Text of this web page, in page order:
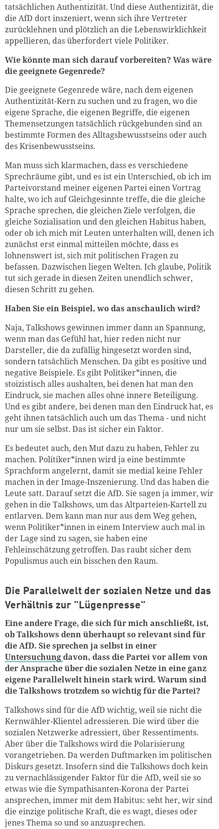
tatsächlichen Authentizität. Und diese Authentizität, die
die AfD dort inszeniert, wenn sich ihre Vertreter
zurücklehnen und plötzlich an die Lebenswirklichkeit
appellieren, das überfordert viele Politiker.
Wie könnte man sich darauf vorbereiten? Was wäre
die geeignete Gegenrede?
Die geeignete Gegenrede wäre, nach dem eigenen
Authentizität-Kern zu suchen und zu fragen, wo die
eigene Sprache, die eigenen Begriffe, die eigenen
Themensetzungen tatsächlich rückgebunden sind an
bestimmte Formen des Alltagsbewusstseins oder auch
des Krisenbewusstseins.
Man muss sich klarmachen, dass es verschiedene
Sprechräume gibt, und es ist ein Unterschied, ob ich im
Parteivorstand meiner eigenen Partei einen Vortrag
halte, wo ich auf Gleichgesinnte treffe, die die gleiche
Sprache sprechen, die gleichen Ziele verfolgen, die
gleiche Sozialisation und den gleichen Habitus haben,
oder ob ich mich mit Leuten unterhalten will, denen ich
zunächst erst einmal mitteilen möchte, dass es
lohnenswert ist, sich mit politischen Fragen zu
befassen. Dazwischen liegen Welten. Ich glaube, Politik
tut sich gerade in diesen Zeiten unendlich schwer,
diesen Schritt zu gehen.
Haben Sie ein Beispiel, wo das anschaulich wird?
Naja, Talkshows gewinnen immer dann an Spannung,
wenn man das Gefühl hat, hier reden nicht nur
Darsteller, die da zufällig hingesetzt worden sind,
sondern tatsächlich Menschen. Da gibt es positive und
negative Beispiele. Es gibt Politiker*innen, die
stoizistisch alles aushalten, bei denen hat man den
Eindruck, sie machen alles ohne innere Beteiligung.
Und es gibt andere, bei denen man den Eindruck hat, es
geht ihnen tatsächlich auch um das Thema - und nicht
nur um sie selbst. Das ist sicher ein Faktor.
Es bedeutet auch, den Mut dazu zu haben, Fehler zu
machen. Politiker*innen wird ja eine bestimmte
Sprachform angelernt, damit sie medial keine Fehler
machen in der Image-Inszenierung. Und das haben die
Leute satt. Darauf setzt die AfD. Sie sagen ja immer, wir
gehen in die Talkshows, um das Altparteien-Kartell zu
entlarven. Dem kann man nur aus dem Weg gehen,
wenn Politiker*innen in einem Interview auch mal in
der Lage sind zu sagen, sie haben eine
Fehleinschätzung getroffen. Das raubt sicher dem
Populismus auch ein bisschen den Raum.
Die Parallelwelt der sozialen Netze und das
Verhältnis zur "Lügenpresse"
Eine andere Frage, die sich für mich anschließt, ist,
ob Talkshows denn überhaupt so relevant sind für
die AfD. Sie sprechen ja selbst in einer
Untersuchungdavon, dass die Partei vor allem von
der Ansprache über die sozialen Netze in eine ganz
eigene Parallelwelt hinein stark wird. Warum sind
die Talkshows trotzdem so wichtig für die Partei?
Talkshows sind für die AfD wichtig, weil sie nicht die
Kernwähler-Klientel adressieren. Die wird über die
sozialen Netzwerke adressiert, über Ressentiments.
Aber über die Talkshows wird die Polarisierung
vorangetrieben. Da werden Duftmarken im politischen
Diskurs gesetzt. Insofern sind die Talkshows doch kein
zu vernachlässigender Faktor für die AfD, weil sie so
etwas wie die Sympathisanten-Korona der Partei
ansprechen, immer mit dem Habitus: seht her, wir sind
die einzige politische Kraft, die es wagt, dieses oder
jenes Thema so und so anzusprechen.